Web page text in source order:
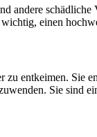
einen
entkeimen.
Sie